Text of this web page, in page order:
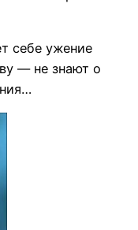
ужение
— не знают о